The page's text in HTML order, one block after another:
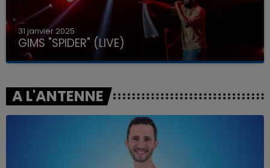
31 janvier 2025
GIMS "SPIDER" (LIVE)
A L'ANTENNE